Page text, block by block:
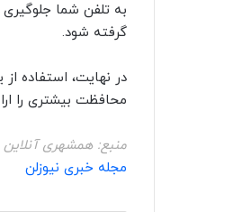
به تلفن شما جلوگیری
گرفته شود.
در نهایت، استفاده
محافظت بیشتری را
منبع: همشهری آنلاین
مجله خبری نیوزلن